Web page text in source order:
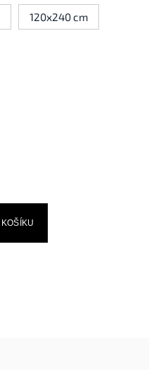
120x240 cm